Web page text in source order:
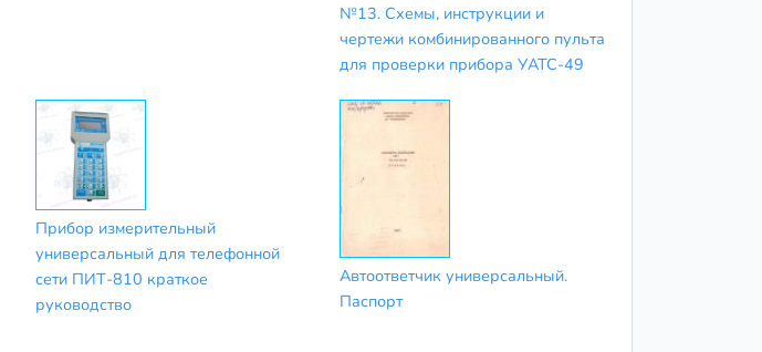
№13. Схемы, инструкции и
чертежи комбинированного пульта
для проверки прибора УАТС-49
Прибор измерительный
универсальный для телефонной
сети ПИТ-810 краткое
руководство
Автоответчик универсальный.
Паспорт